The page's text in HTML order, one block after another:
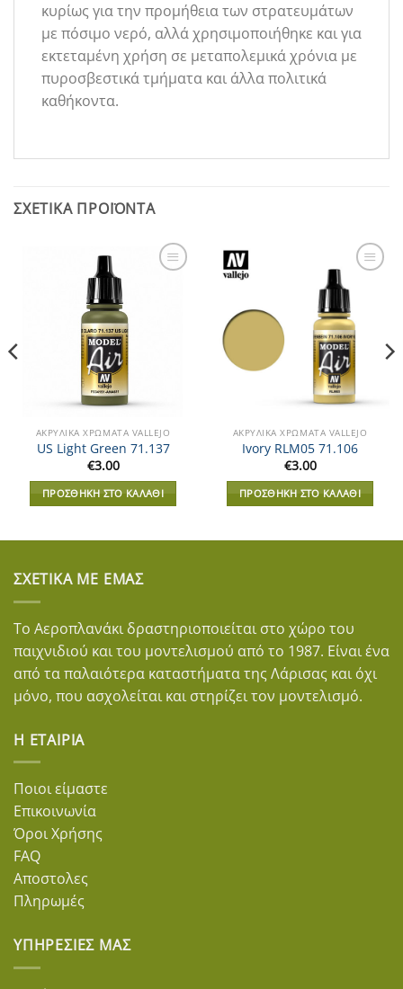
κυρίως για την προμήθεια των στρατευμάτων
με πόσιμο νερό, αλλά χρησιμοποιήθηκε και για
εκτεταμένη χρήση σε μεταπολεμικά χρόνια με
πυροσβεστικά τμήματα και άλλα πολιτικά
καθήκοντα.
ΣΧΕΤΙΚΆ ΠΡΟΪΌΝΤΑ
ΑΚΡΥΛΙΚΆ XΡΏΜΑΤΑ VALLEJO
US Light Green 71.137
€3.00
ΠΡΟΣΘΉΚΗ ΣΤΟ ΚΑΛΆΘΙ
Wishlist
ΑΚΡΥΛΙΚΆ XΡΏΜΑΤΑ VALLEJO
Ivory RLM05 71.106
€3.00
ΠΡΟΣΘΉΚΗ ΣΤΟ ΚΑΛΆΘΙ
ΣΧΕΤΙΚΆ ΜΕ ΕΜΆΣ
Το Αεροπλανάκι δραστηριοποιείται στο χώρο του
παιχνιδιού και του μοντελισμού από το 1987. Είναι ένα
από τα παλαιότερα καταστήματα της Λάρισας και όχι
μόνο, που ασχολείται και στηρίζει τον μοντελισμό.
Η ΕΤΑΙΡΊΑ
Ποιοι είμαστε
Επικοινωνία
Όροι Χρήσης
FAQ
Αποστολες
Πληρωμές
ΥΠΗΡΕΣΊΕΣ ΜΑΣ